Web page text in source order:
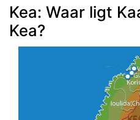
Kea: Waar ligt
Kea?